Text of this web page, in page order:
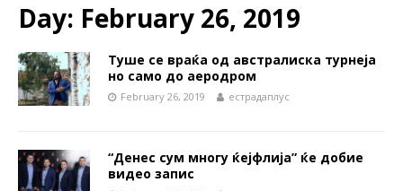
Day: February 26, 2019
Туше се враќа од австралиска турнеја
но само до аеродром
February 26, 2019 естрадаплус
“Денес сум многу ќејфлија” ќе добие
видео запис